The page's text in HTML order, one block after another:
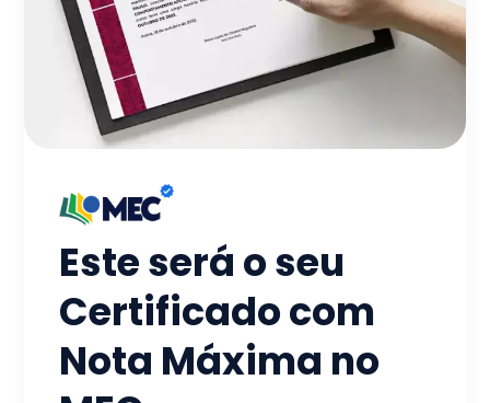
Este será o seu
Certificado com
Nota Máxima no